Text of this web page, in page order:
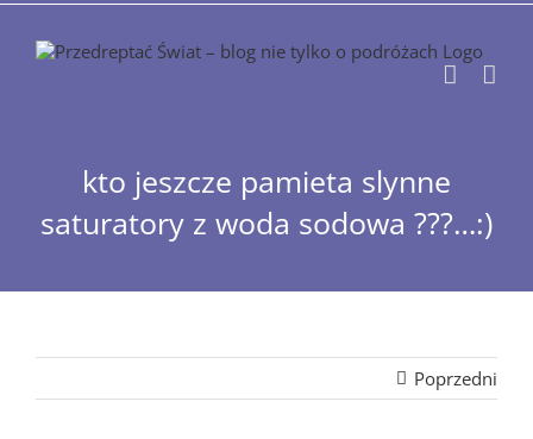
Przejdź
zawartości
kto jeszcze pamieta slynne
saturatory z woda sodowa ???…:)
Poprzedni